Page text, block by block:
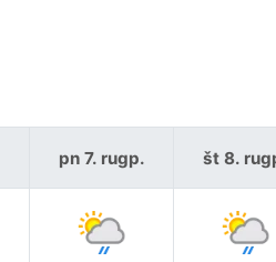
pn 7. rugp. št 8.